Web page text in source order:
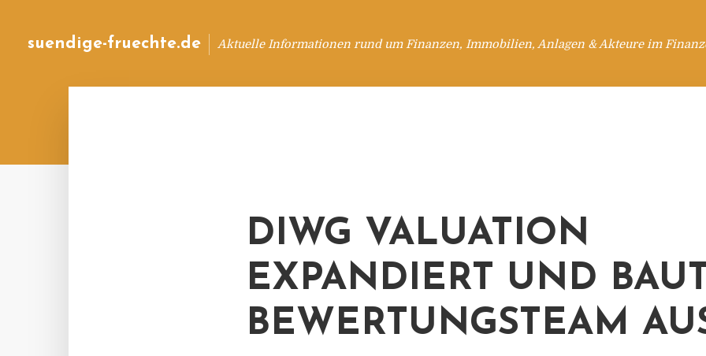
suendige-fruechte.de Aktuelle Informationen rund um Finanzen, Immobilien, Anlagen & Akteure im
DIWG VALUATION
EXPANDIERT UND
BEWERTUNGSTEAM